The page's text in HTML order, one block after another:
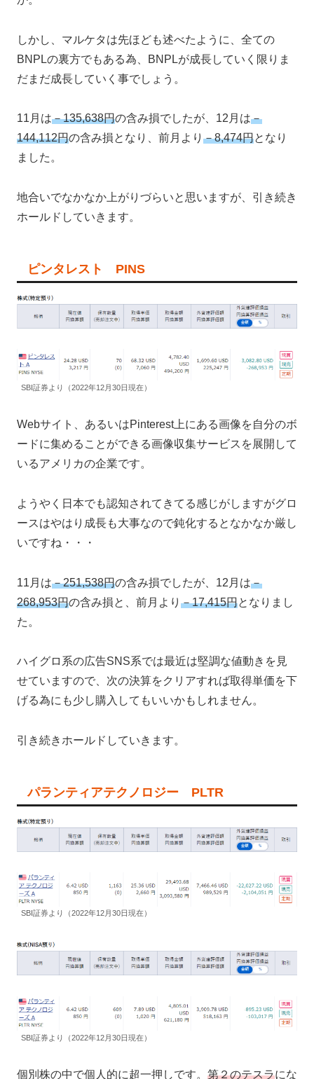
しかし、マルケタは先ほども述べたように、全ての
BNPLの裏方でもある為、BNPLが成長していく限りま
だまだ成長していく事でしょう。
11月は－135,638円の含み損でしたが、12月は－
144,112円の含み損となり、前月より －8,474円となり
ました。
地合いでなかなか上がりづらいと思いますが、引き続き
ホールドしていきます。
ピンタレスト PINS
SBI証券より（2022年12月30日現在）
Webサイト、あるいはPinterest上にある画像を自分のボ
ードに集めることができる画像収集サービスを展開して
いるアメリカの企業です。
ようやく日本でも認知されてきてる感じがしますがグロ
ースはやはり成長も大事なので鈍化するとなかなか厳し
いですね・・・
11月は－251,538円の含み損でしたが、12月は－
268,953円の含み損と、前月より －17,415円となりまし
た。
ハイグロ系の広告SNS系では最近は堅調な値動きを見
せていますので、次の決算をクリアすれば取得単価を下
げる為にも少し購入してもいいかもしれません。
引き続きホールドしていきます。
パランティアテクノロジー PLTR
SBI証券より（2022年12月30日現在）
SBI証券より（2022年12月30日現在）
個別株の中で個人的に超一押しです。 第２のテスラにな